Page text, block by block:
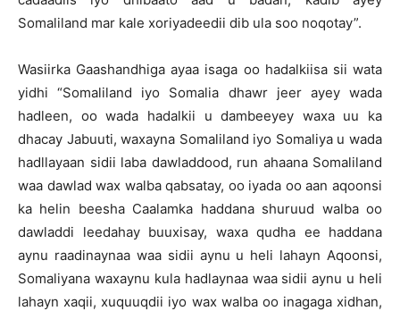
Somaliland mar kale xoriyadeedii dib ula soo noqotay”.
Wasiirka Gaashandhiga ayaa isaga oo hadalkiisa sii wata
yidhi “Somaliland iyo Somalia dhawr jeer ayey wada
hadleen, oo wada hadalkii u dambeeyey waxa uu ka
dhacay Jabuuti, waxayna Somaliland iyo Somaliya u wada
hadllayaan sidii laba dawladdood, run ahaana Somaliland
waa dawlad wax walba qabsatay, oo iyada oo aan aqoonsi
ka helin beesha Caalamka haddana shuruud walba oo
dawladdi leedahay buuxisay, waxa qudha ee haddana
aynu raadinaynaa waa sidii aynu u heli lahayn Aqoonsi,
Somaliyana waxaynu kula hadlaynaa waa sidii aynu u heli
lahayn xaqii, xuquuqdii iyo wax walba oo inagaga xidhan,